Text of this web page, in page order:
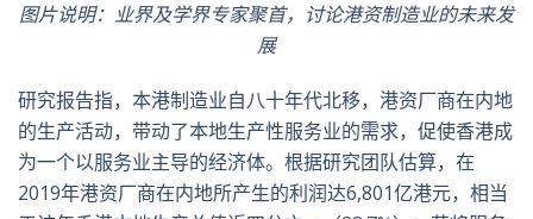
图片说明：业界及学界专家聚首，讨论港资制造业的未来发
展
研究报告指，本港制造业自八十年代北移，港资厂商在内地
的生产活动，带动了本地生产性服务业的需求，促使香港成
为一个以服务业主导的经济体。根据研究团队估算，在
2019年港资厂商在内地所产生的利润达6,801亿港元，相当